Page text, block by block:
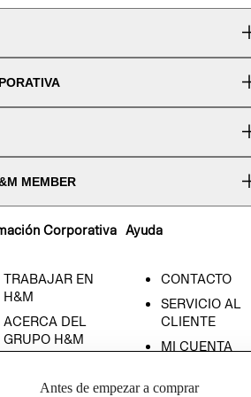
MEMBER
Corporativa
TRABAJAR EN
H&M
ACERCA DEL
GRUPO H&M
SOCIAL
Ayuda
CONTACTO
SERVICIO AL
CLIENTE
MI CUENTA
TIENDAS
Antes de empezar a comprar